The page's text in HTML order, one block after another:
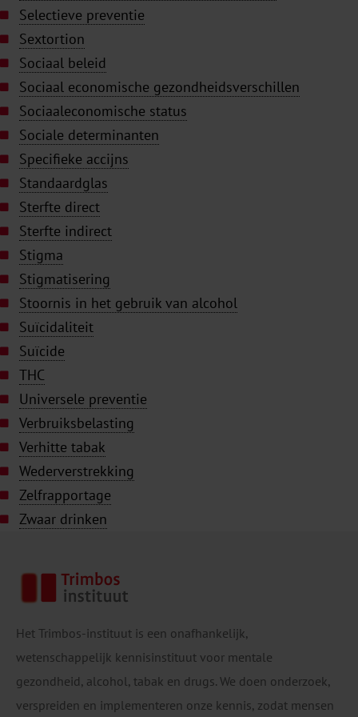
Selectieve preventie
Sextortion
Sociaal beleid
Sociaal economische gezondheidsverschillen
Sociaaleconomische status
Sociale determinanten
Specifieke accijns
Standaardglas
Sterfte direct
Sterfte indirect
Stigma
Stigmatisering
Stoornis in het gebruik van alcohol
Suïcidaliteit
Suïcide
THC
Universele preventie
Verbruiksbelasting
Verhitte tabak
Wederverstrekking
Zelfrapportage
Zwaar drinken
Het Trimbos-instituut is een onafhankelijk,
wetenschappelijk kennisinstituut voor mentale
gezondheid, alcohol, tabak en drugs. We doen onderzoek,
verspreiden en implementeren onze kennis, zodat mensen